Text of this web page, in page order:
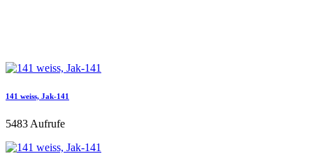
141 weiss, Jak-141
5483 Aufrufe